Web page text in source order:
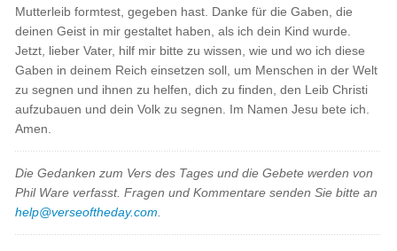
Mutterleib formtest, gegeben hast. Danke für die Gaben, die
deinen Geist in mir gestaltet haben, als ich dein Kind wurde.
Jetzt, lieber Vater, hilf mir bitte zu wissen, wie und wo ich diese
Gaben in deinem Reich einsetzen soll, um Menschen in der Welt
zu segnen und ihnen zu helfen, dich zu finden, den Leib Christi
aufzubauen und dein Volk zu segnen. Im Namen Jesu bete ich.
Amen.
Die Gedanken zum Vers des Tages und die Gebete werden von
Phil Ware verfasst. Fragen und Kommentare senden Sie bitte an
help@verseoftheday.com